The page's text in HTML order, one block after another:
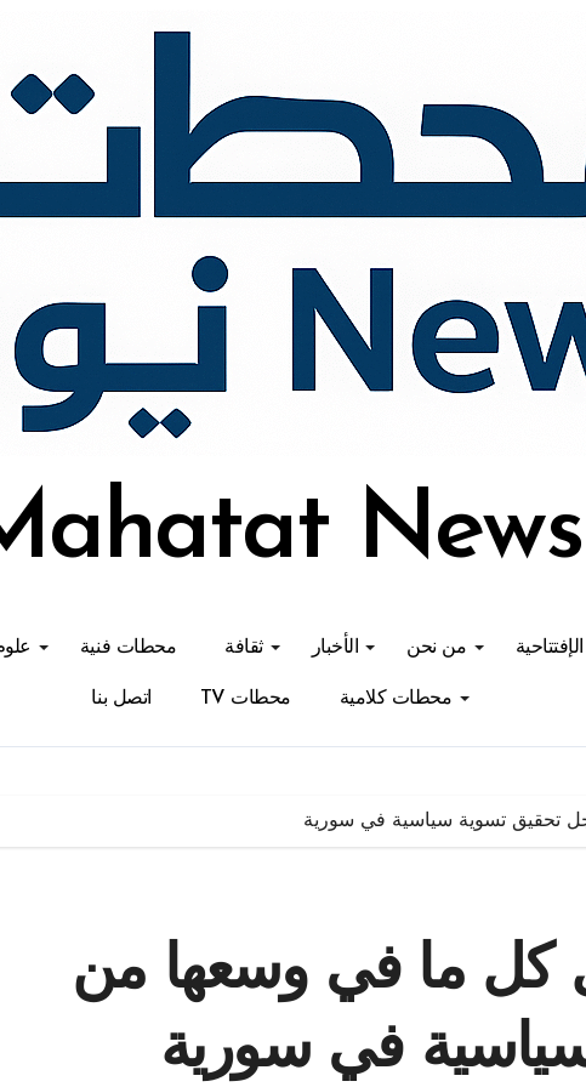
News
الإفتتاحية من نحن الأخبار ثقافة محطات فنية
محطات كلامية محطات TV اتصل بنا
تحقيق تسوية سياسية في سورية
كل ما في وسعها من
في سورية